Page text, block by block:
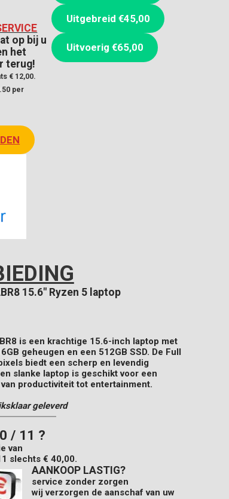
op bij u
het
terug!
€ 12,00.
per
Uitgebreid €45,00
Uitvoerig €65,00
15.6″ Ryzen 5 laptop
is een krachtige 15.6-inch laptop met
geheugen en een 512GB SSD. De Full
biedt een scherp en levendig
slanke laptop is geschikt voor een
productiviteit tot entertainment.
geleverd
/ 11 ?
van
slechts€ 40,00.
AANKOOP LASTIG?
service zonder zorgen
wij verzorgen de aanschaf van uw